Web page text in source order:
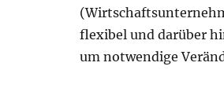
flexibel und darüber
um notwendige